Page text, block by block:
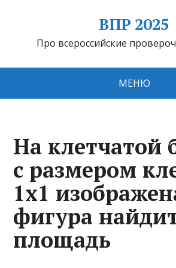
ВПР 2025
Про всероссийские
МЕНЮ
На клетчатой
с размером
1х1
фигура
площадь